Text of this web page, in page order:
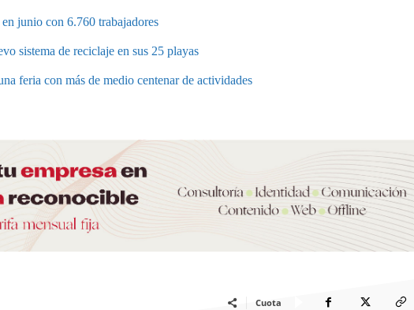
junio con 6.760 trabajadores
sistema de reciclaje en sus 25 playas
feria con más de medio centenar de actividades
Cuota